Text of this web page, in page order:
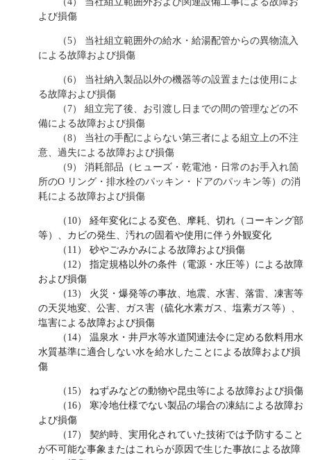
よび損傷
（5） 当社組立範囲外の給水・給湯配管からの異物流入
による故障および損傷
（6） 当社納入製品以外の機器等の設置または使用によ
る故障および損傷
（7） 組立完了後、お引渡し日までの間の管理などの不
備による故障および損傷
（8） 当社の手配によらない第三者による組立上の不注
意、過失による故障および損傷
（9） 消耗部品（ヒューズ・乾電池・日常のお手入れ箇
所のO リング・排水栓のパッキン・ドアのパッキン等）の消
耗による故障および損傷
（10） 経年変化による変色、摩耗、切れ（コーキング部
等）、カビの発生、汚れの固着や使用に伴う外観変化
（11） 砂やごみかみによる故障および損傷
（12） 指定規格以外の条件（電源・水圧等）による故障
および損傷
（13） 火災・爆発等の事故、地震、水害、落雷、凍害等
の天災地変、公害、ガス害（硫化水素ガス、塩素ガス等）、
塩害による故障および損傷
（14） 温泉水・井戸水等水道関連法令に定める飲料用水
水質基準に適合しない水を給水したことによる故障および損
傷
（15） ねずみなどの動物や昆虫等による故障および損傷
（16） 寒冷地仕様でない製品の場合の凍結による故障お
よび損傷
（17） 契約時、実用化されていた技術では予防すること
が不可能な事象またはこれらが原因で生じた事故による故障